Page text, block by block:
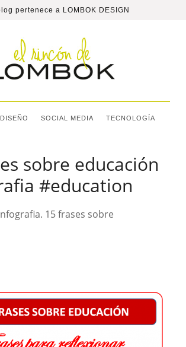
pertenece a LOMBOK DESIGN
DISEÑO SOCIAL MEDIA TECNOLOGÍA
sobre educación
#education
15 frases sobre